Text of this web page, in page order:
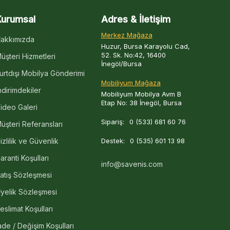
Hizmetleri
Mobilya Gönderimi
Galeri
Referansları
ve Güvenlik
Koşulları
Sözleşmesi
Sözleşmesi
Koşulları
/ Değişim Koşulları
Adres & İletişim
Merkez Mağaza
Huzur, Bursa Karayolu Cad,
52. Sk. No:42, 16400
İnegöl/Bursa
Mobiliyum Mağaza
Mobiliyum Mobilya Avm B
Etap No: 38 İnegöl, Bursa
Sipariş: 0 (533) 681 60 76
Destek: 0 (535) 601 13 98
info@savenis.com